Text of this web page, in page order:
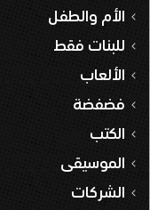
الأم والطفل
للبنات فقط
الألعاب
فضفضة
الكتب
الموسيقى
الشركات